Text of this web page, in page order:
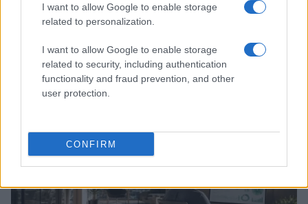
I want to allow Google to enable storage
related to personalization.
I want to allow Google to enable storage
related to security, including authentication
functionality and fraud prevention, and other
user protection.
CONFIRM
Retention nel settore finanziario: soluzioni per
fidelizzare i professionisti nel 2026
Ilaria Galli · 7 Ago 2026
ESG AZIENDE